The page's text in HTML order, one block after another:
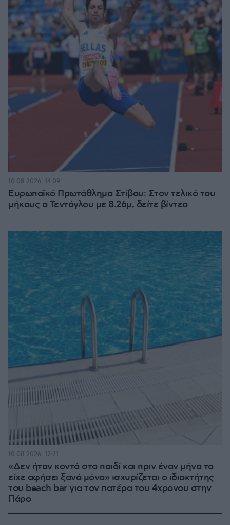
Ευρωπαϊκό Πρωτάθλημα Στίβου: Στον τελικό του
μήκους ο Τεντόγλου με 8.26μ, δείτε βίντεο
10.08.2026, 14:09
«Δεν ήταν κοντά στο παιδί και πριν έναν μήνα το
είχε αφήσει ξανά μόνο» ισχυρίζεται ο ιδιοκτήτης
του beach bar για τον πατέρα του 4χρονου στην
Πάρο
10.08.2026, 12:21